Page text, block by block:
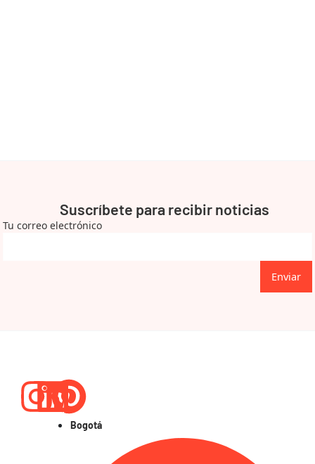
Suscríbete para recibir noticias
Tu correo electrónico
Enviar
Instagram
Linkedin
Pinterest
Bogotá